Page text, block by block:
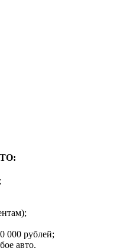
;
000 рублей;
авто.